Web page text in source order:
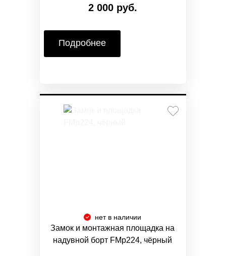
2 000 руб.
Подробнее
нет в наличии
Замок и монтажная площадка на
надувной борт FMp224, чёрный